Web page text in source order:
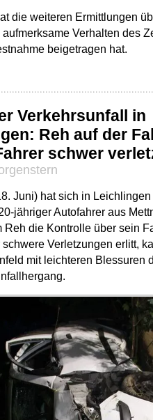
die weiteren Ermittlungen
Verhalten des
beigetragen hat.
Verkehrsunfall in
Reh auf der
schwer
Juni) hat sich in
jähriger Autofahrer aus
die Kontrolle über sein
Verletzungen erlitt,
mit leichteren Blessuren